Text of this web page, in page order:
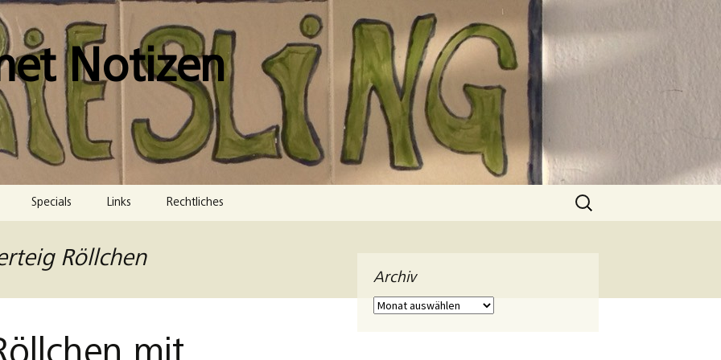
Notizen
Specials Links Rechtliches
Suchen
nach:
Röllchen
Archiv
Archiv